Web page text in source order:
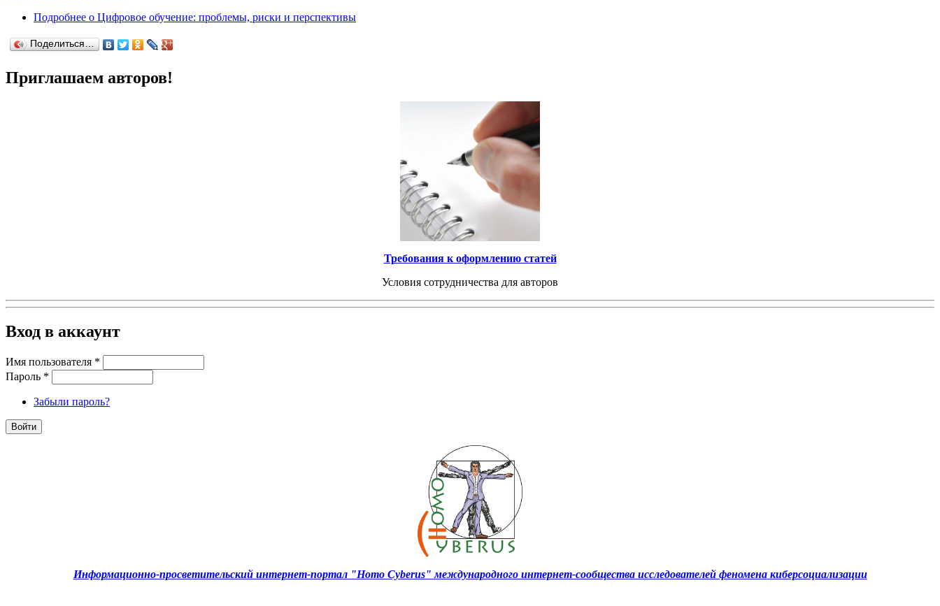
Подробнее о Цифровое обучение: проблемы, риски и перспективы
Поделиться…
Приглашаем авторов!
Требования к оформлению статей
Условия сотрудничества для авторов
Вход в аккаунт
Имя пользователя *
Пароль *
Забыли пароль?
Информационно-просветительский интернет-портал "Homo Cyberus" международного интернет-сообщества исследователей феномена киберсоциализации